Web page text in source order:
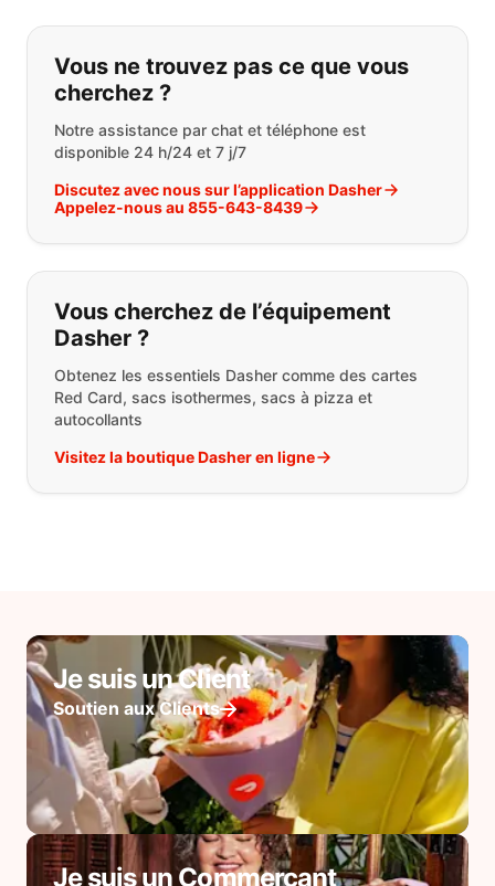
Si vous ne trouvez pas ce que vous
Vous ne trouvez pas ce que vous
cherchez ?
Notre assistance par chat et téléphone est
disponible 24 h/24 et 7 j/7
Discutez avec nous sur l’application Dasher
Appelez-nous au 855-643-8439
Vous cherchez de l’équipement
Dasher ?
Obtenez les essentiels Dasher comme des cartes
Red Card, sacs isothermes, sacs à pizza et
autocollants
Visitez la boutique Dasher en ligne
Je suis un Client
Soutien aux Clients
Je suis un Commerçant